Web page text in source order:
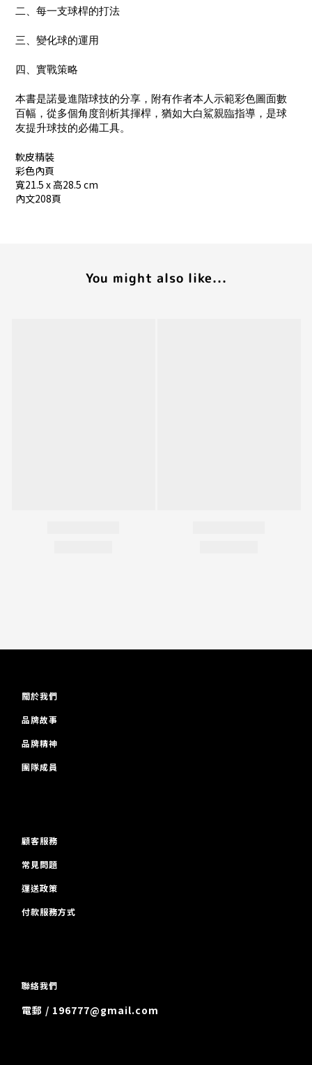
二、每一支球桿的打法
三、變化球的運用
四、實戰策略
本書是諾曼進階球技的分享，附有作者本人示範彩色圖面數
百幅，從多個角度剖析其揮桿，猶如大白鯊親臨指導，是球
友提升球技的必備工具。
軟皮精裝
彩色內頁
寬21.5 x 高28.5 cm
內文208頁
You might also like...
關於我們
品牌故事
品牌精神
團隊成員
顧客服務
常見問題
運送政策
付款服務方式
聯絡我們
電郵 / 196777@gmail.com